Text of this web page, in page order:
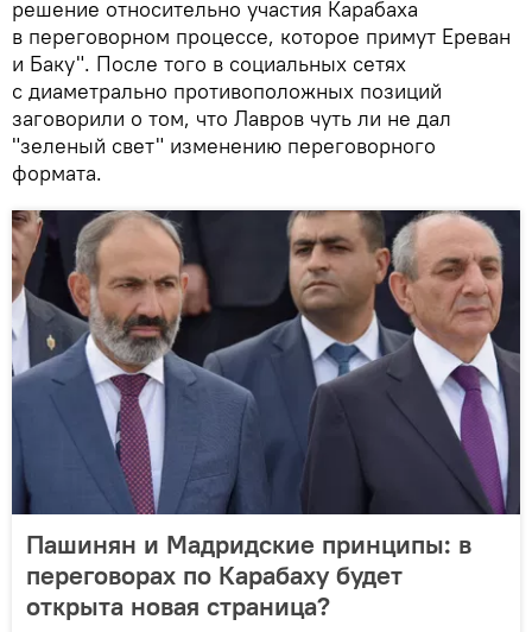
решение относительно участия Карабаха
в переговорном процессе, которое примут Ереван
и Баку". После того в социальных сетях
с диаметрально противоположных позиций
заговорили о том, что Лавров чуть ли не дал
"зеленый свет" изменению переговорного
формата.
Пашинян и Мадридские принципы: в
переговорах по Карабаху будет
открыта новая страница?